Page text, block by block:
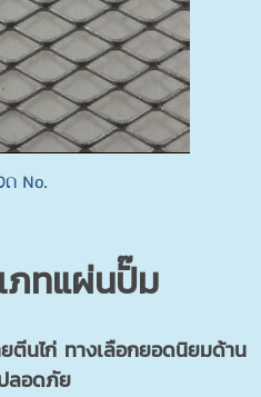
ด No.
ภทแผ่นปั๊ม
ตีนไก่ ทางเลือกยอดนิยมด้าน
ลอดภัย